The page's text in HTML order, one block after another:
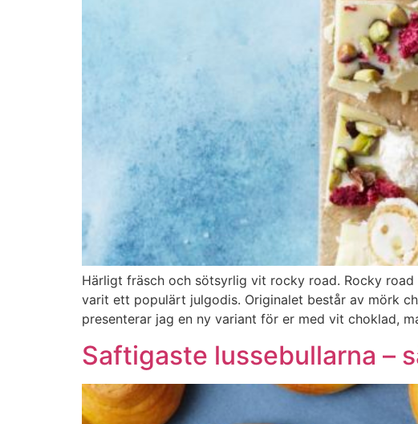
Härligt fräsch och sötsyrlig vit rocky road. Rocky
varit ett populärt julgodis. Originalet består av mörk
presenterar jag en ny variant för er med vit choklad,
Saftigaste lussebullarna –